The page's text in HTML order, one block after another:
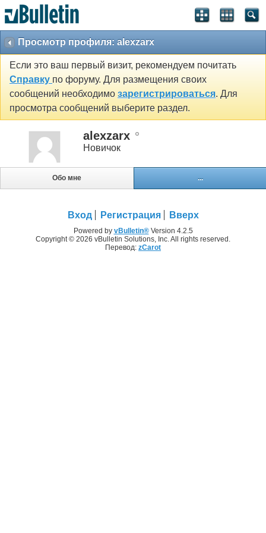
Просмотр профиля: alexzarx
Если это ваш первый визит, рекомендуем почитать
Справку по форуму. Для размещения своих
сообщений необходимо зарегистрироваться. Для
просмотра сообщений выберите раздел.
alexzarx
Новичок
Обо мне ...
Вход Регистрация Вверх
Powered by vBulletin®Version 4.2.5
Copyright © 2026 vBulletin Solutions, Inc. All rights reserved.
Перевод: zCarot